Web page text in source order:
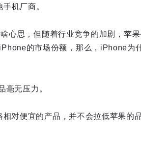
机厂商。
心思，但随着行业竞争的加剧，苹
的市场份额，那么，iPhone为
毫无压力。
对便宜的产品，并不会拉低苹果的品